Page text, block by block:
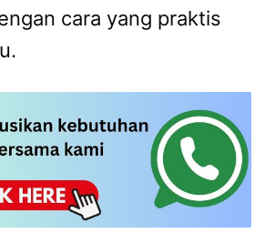
cara yang praktis